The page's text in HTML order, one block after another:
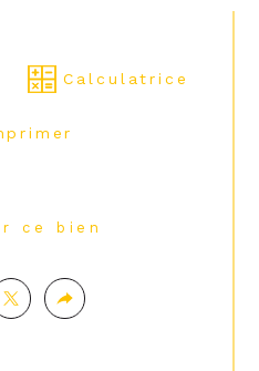
Calculatrice
ce bien